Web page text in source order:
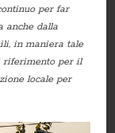
per far
anche dalla
in maniera tale
riferimento per il
locale per